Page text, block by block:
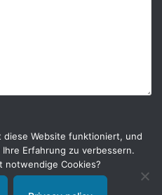
diese Website funktioniert, und
Erfahrung zu verbessern.
notwendige Cookies?